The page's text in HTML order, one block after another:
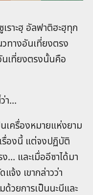
เราะฮฺ อัลฟาติฮะฮฺทุก
วทางอันเที่ยงตรง
นเที่ยงตรงนั้นคือ
า…
เครื่องหมายแห่งยาม
รื่องนี้ แต่จงปฏิบัติ
และเมื่ออีซาได้มา
จ้ง เขากล่าวว่า
วยการเป็นนะบีและ